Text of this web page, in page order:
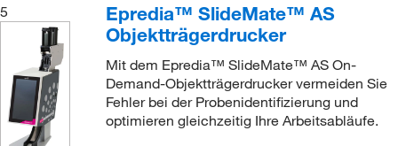
5
Epredia™ SlideMate™ AS
Objektträgerdrucker
Mit dem Epredia™ SlideMate™ AS On-
Demand-Objektträgerdrucker vermeiden Sie
Fehler bei der Probenidentifizierung und
optimieren gleichzeitig Ihre Arbeitsabläufe.